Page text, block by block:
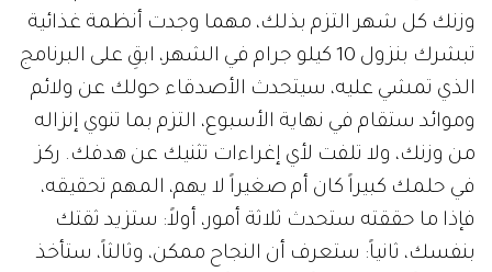
وزنك كل شهر التزم بذلك، مهما وجدت أنظمة غذائية
تبشرك بنزول 10 كيلو جرام في الشهر، ابقِ على البرنامج
الذي تمشي عليه، سيتحدث الأصدقاء حولك عن ولائم
وموائد ستقام في نهاية الأسبوع، التزم بما تنوي إنزاله
من وزنك، ولا تلفت لأي إغراءات تثنيك عن هدفك. ركز
في حلمك كبيراً كان أم صغيراً لا يهم، المهم تحقيقه،
فإذا ما حققته ستحدث ثلاثة أمور، أولاً: ستزيد ثقتك
بنفسك، ثانياً: ستعرف أن النجاح ممكن، وثالثاً، ستأخذ